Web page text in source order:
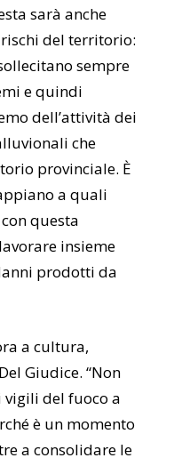
sarà anche
del territorio:
sempre
e quindi
dell’attività dei
che
provinciale. È
a quali
questa
insieme
prodotti da
a cultura,
Giudice. “Non
vigili del fuoco a
è un momento
a consolidare le